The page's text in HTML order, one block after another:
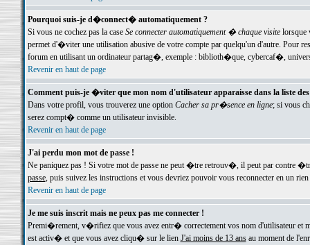
Pourquoi suis-je d�connect� automatiquement ?
Si vous ne cochez pas la case Se connecter automatiquement � chaque visitelorsque
permet d'�viter une utilisation abusive de votre compte par quelqu'un d'autre. Pour
forum en utilisant un ordinateur partag�, exemple : biblioth�que, cybercaf�,
Revenir en haut de page
Comment puis-je �viter que mon nom d'utilisateur apparaisse dans la liste
Dans votre profil, vous trouverez une option Cacher sa pr�sence en ligne; si vous
serez compt� comme un utilisateur invisible.
Revenir en haut de page
J'ai perdu mon mot de passe !
Ne paniquez pas ! Si votre mot de passe ne peut �tre retrouv�, il peut par contre
passe, puis suivez les instructions et vous devriez pouvoir vous reconnecter en un rien
Revenir en haut de page
Je me suis inscrit mais ne peux pas me connecter !
Premi�rement, v�rifiez que vous avez entr� correctement vos nom d'utilisateur
est activ� et que vous avez cliqu� sur le lien J'ai moins de 13 ansau moment de